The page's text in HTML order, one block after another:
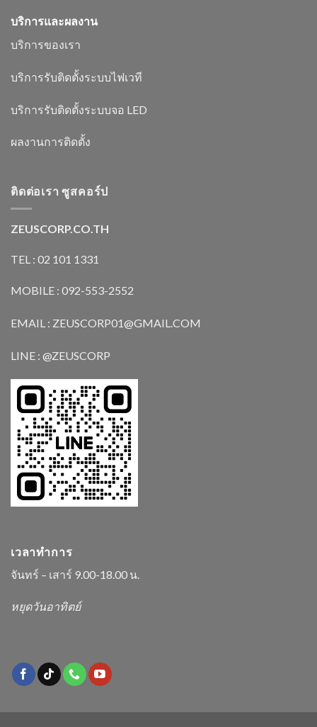
บริการและผลงาน
บริการของเรา
บริการรับติดตั้งระบบไฟเวที
บริการรับติดตั้งระบบจอ LED
ผลงานการติดตั้ง
ติดต่อเรา ซูสคอร์ป
ZEUSCORP.CO.TH
TEL : 02 101 1331
MOBILE : 092-553-2552
EMAIL : ZEUSCORP01@GMAIL.COM
LINE : @ZEUSCORP
เวลาทำการ
จันทร์ – เสาร์ 9.00-18.00 น.
หยุดวันอาทิตย์